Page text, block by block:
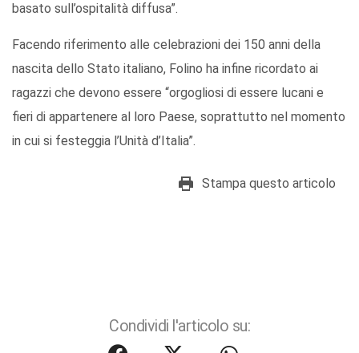
basato sull’ospitalità diffusa”.
Facendo riferimento alle celebrazioni dei 150 anni della
nascita dello Stato italiano, Folino ha infine ricordato ai
ragazzi che devono essere “orgogliosi di essere lucani e
fieri di appartenere al loro Paese, soprattutto nel momento
in cui si festeggia l’Unità d’Italia”.
Stampa questo articolo
Condividi l'articolo su: